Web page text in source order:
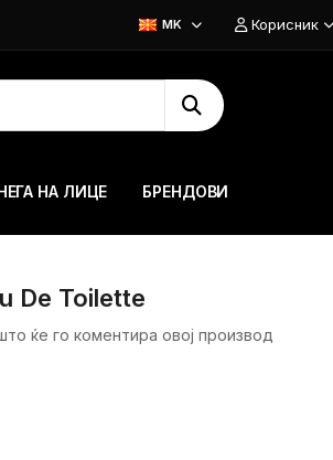
MK Корисник
НА ЛИЦЕ БРЕНДОВИ
De Toilette
ќе го коментира овој производ